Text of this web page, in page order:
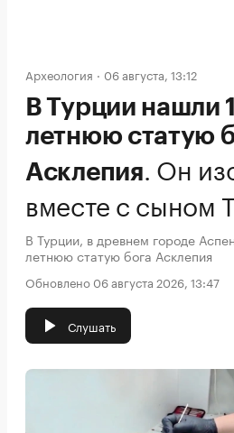
Археология 06 августа, 13:12
В Турции нашли
летнюю статую
Асклепия. Он
вместе с сыном
В Турции, в древнем городе
летнюю статую бога Асклепия
Обновлено 06 августа 2026, 13:47
Слушать